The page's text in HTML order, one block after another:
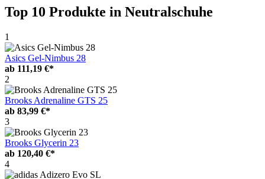
Top 10 Produkte in Neutralschuhe
1
Asics Gel-Nimbus 28
ab 111,19 €*
2
Brooks Adrenaline GTS 25
ab 83,99 €*
3
Brooks Glycerin 23
ab 120,40 €*
4